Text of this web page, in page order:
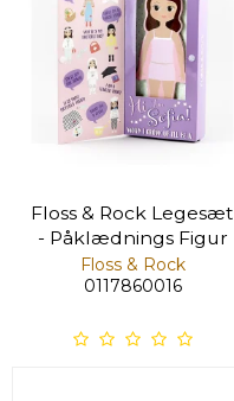
Floss & Rock Legesæt
- Påklædnings Figur
Floss & Rock
0117860016